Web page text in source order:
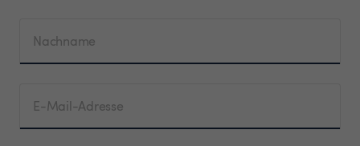
Nachname
E-Mail-Adresse